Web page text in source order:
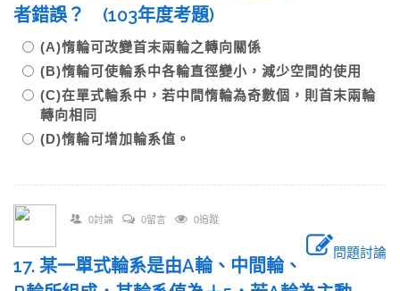
者錯誤？ (103年度考題)
(A)惰輪可改變首末兩輪之轉向關係
(B)惰輪可使輪系中各輪直徑變小，減少空間的使用
(C)在單式輪系中，若中間惰輪為奇數個，則首末兩輪
轉向相同
(D)惰輪可增加輪系值。
0討論 0留言 0追蹤
問題討論
17. 某一單式輪系是由A輪、中間輪、